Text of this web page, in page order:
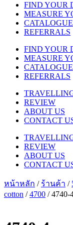
FIND YOUR
MEASURE
CATALOGUE
REFERRALS
FIND YOUR
MEASURE
CATALOGUE
REFERRALS
REVIEW
ABOUT US
CONTACT
REVIEW
ABOUT US
CONTACT
หน้าหลัก / ร้านค้า /
cotton /4700 / 4740-